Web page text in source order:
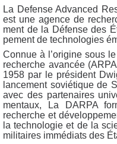
La Defense Advan­ced
est une agence de
ment de la Défense des
pe­ment de tech­no­lo­gies
Connue à l’o­ri­gine sous
recherche avan­cée
1958 par le pré­sident
lan­ce­ment sovié­tique de
avec des par­te­naires
men­taux, La DARPA
recherche et
la tech­no­lo­gie et de la
mili­taires immé­diats des